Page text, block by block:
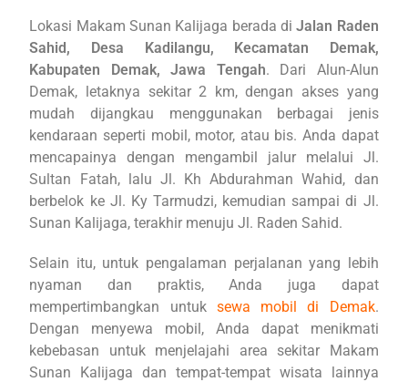
Lokasi Makam Sunan Kalijaga berada diJalan Raden
Sahid, Desa Kadilangu, Kecamatan Demak,
Kabupaten Demak, Jawa Tengah. Dari Alun-Alun
Demak, letaknya sekitar 2 km, dengan akses yang
mudah dijangkau menggunakan berbagai jenis
kendaraan seperti mobil, motor, atau bis. Anda dapat
mencapainya dengan mengambil jalur melalui Jl.
Sultan Fatah, lalu Jl. Kh Abdurahman Wahid, dan
berbelok ke Jl. Ky Tarmudzi, kemudian sampai di Jl.
Sunan Kalijaga, terakhir menuju Jl. Raden Sahid.
Selain itu, untuk pengalaman perjalanan yang lebih
nyaman dan praktis, Anda juga dapat
mempertimbangkan untuk sewa mobil di Demak.
Dengan menyewa mobil, Anda dapat menikmati
kebebasan untuk menjelajahi area sekitar Makam
Sunan Kalijaga dan tempat-tempat wisata lainnya